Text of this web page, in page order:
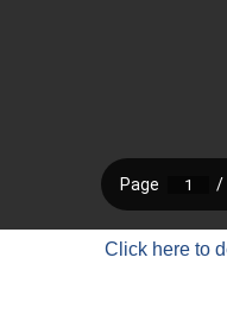
Click here to